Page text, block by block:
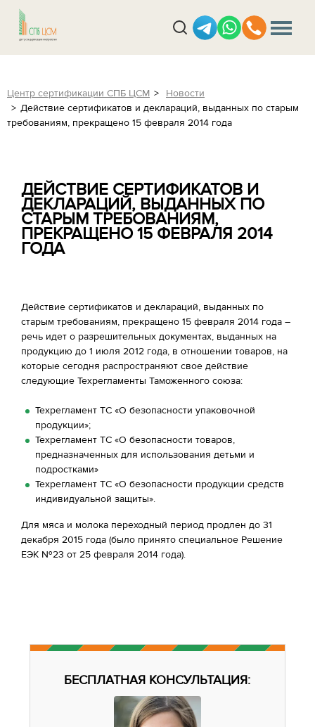
Центр сертификации СПБ ЦСМ
Новости
Действие сертификатов и деклараций, выданных по старым
требованиям, прекращено 15 февраля 2014 года
ДЕЙСТВИЕ СЕРТИФИКАТОВ И
ДЕКЛАРАЦИЙ, ВЫДАННЫХ ПО
СТАРЫМ ТРЕБОВАНИЯМ,
ПРЕКРАЩЕНО 15 ФЕВРАЛЯ 2014
ГОДА
Действие сертификатов и деклараций, выданных по
старым требованиям, прекращено 15 февраля 2014 года –
речь идет о разрешительных документах, выданных на
продукцию до 1 июля 2012 года, в отношении товаров, на
которые сегодня распространяют свое действие
следующие Техрегламенты Таможенного союза:
Техрегламент ТС «О безопасности упаковочной
продукции»;
Техрегламент ТС «О безопасности товаров,
предназначенных для использования детьми и
подростками»
Техрегламент ТС «О безопасности продукции средств
индивидуальной защиты».
Для мяса и молока переходный период продлен до 31
декабря 2015 года (было принято специальное Решение
ЕЭК №23 от 25 февраля 2014 года).
БЕСПЛАТНАЯ КОНСУЛЬТАЦИЯ: